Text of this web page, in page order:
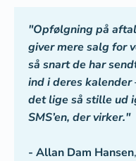
"Opfølgning på
giver mere salg for
så snart de har
ind i deres
det lige så stille ud
SMS’en, der virker."
- Allan Dam Hansen